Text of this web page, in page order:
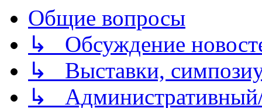
Общие вопросы
↳ Обсуждение
↳ Выставки,
↳